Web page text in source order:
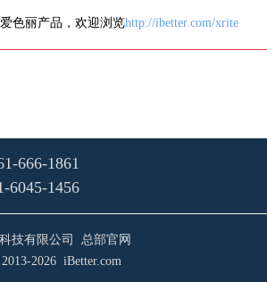
色丽产品，欢迎浏览http://ibetter.com/xrite
技有限公司 总部官网
2026 iBetter.com
666-1861
6045-1456